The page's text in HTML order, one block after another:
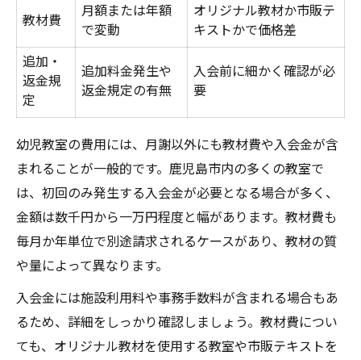
教材費
月額または年額
で変動
オリジナル教材か市販テ
キストかで価格差
追加・
返金規
定
追加料金発生や
返金規定の有無
入会前に細かく確認が必
要
幼児教室の費用には、月謝以外にも教材費や入会金が含
まれることが一般的です。鹿児島市内の多くの教室で
は、初回のみ発生する入会金が必要となる場合が多く、
金額は数千円から一万円程度と幅があります。教材費も
毎月か年単位で別途請求されるケースがあり、教材の質
や量によって異なります。
入会金には施設利用料や事務手数料が含まれる場合もあ
るため、詳細をしっかり確認しましょう。教材費につい
ても、オリジナル教材を使用する教室や市販テキストを